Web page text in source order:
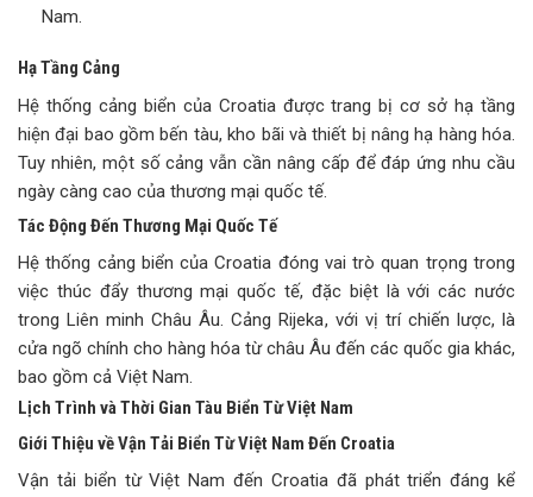
Nam.
Hạ Tầng Cảng
Hệ thống cảng biển của Croatia được trang bị cơ sở hạ tầng
hiện đại bao gồm bến tàu, kho bãi và thiết bị nâng hạ hàng hóa.
Tuy nhiên, một số cảng vẫn cần nâng cấp để đáp ứng nhu cầu
ngày càng cao của thương mại quốc tế.
Tác Động Đến Thương Mại Quốc Tế
Hệ thống cảng biển của Croatia đóng vai trò quan trọng trong
việc thúc đẩy thương mại quốc tế, đặc biệt là với các nước
trong Liên minh Châu Âu. Cảng Rijeka, với vị trí chiến lược, là
cửa ngõ chính cho hàng hóa từ châu Âu đến các quốc gia khác,
bao gồm cả Việt Nam.
Lịch Trình và Thời Gian Tàu Biển Từ Việt Nam
Giới Thiệu về Vận Tải Biển Từ Việt Nam Đến Croatia
Vận tải biển từ Việt Nam đến Croatia đã phát triển đáng kể